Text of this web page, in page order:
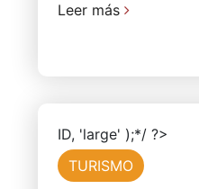
Leer más
ID, 'large' );*/ ?>
TURISMO